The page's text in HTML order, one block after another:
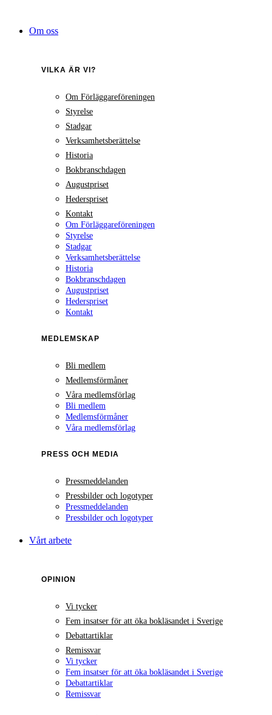
innehållOm oss
VILKA ÄR VI?
Om Förläggareföreningen
Styrelse
Stadgar
Verksamhetsberättelse
Historia
Bokbranschdagen
Augustpriset
Hederspriset
Kontakt
Om Förläggareföreningen
Styrelse
Stadgar
Verksamhetsberättelse
Historia
Bokbranschdagen
Augustpriset
Hederspriset
Kontakt
MEDLEMSKAP
Bli medlem
Medlemsförmåner
Våra medlemsförlag
Bli medlem
Medlemsförmåner
Våra medlemsförlag
PRESS OCH MEDIA
Pressmeddelanden
Pressbilder och logotyper
Pressmeddelanden
Pressbilder och logotyper
Vårt arbete
OPINION
Vi tycker
Fem insatser för att öka bokläsandet i Sverige
Debattartiklar
Remissvar
Vi tycker
Fem insatser för att öka bokläsandet i Sverige
Debattartiklar
Remissvar